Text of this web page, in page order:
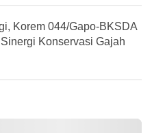
Korem 044/Gapo-BKSDA
Konservasi Gajah